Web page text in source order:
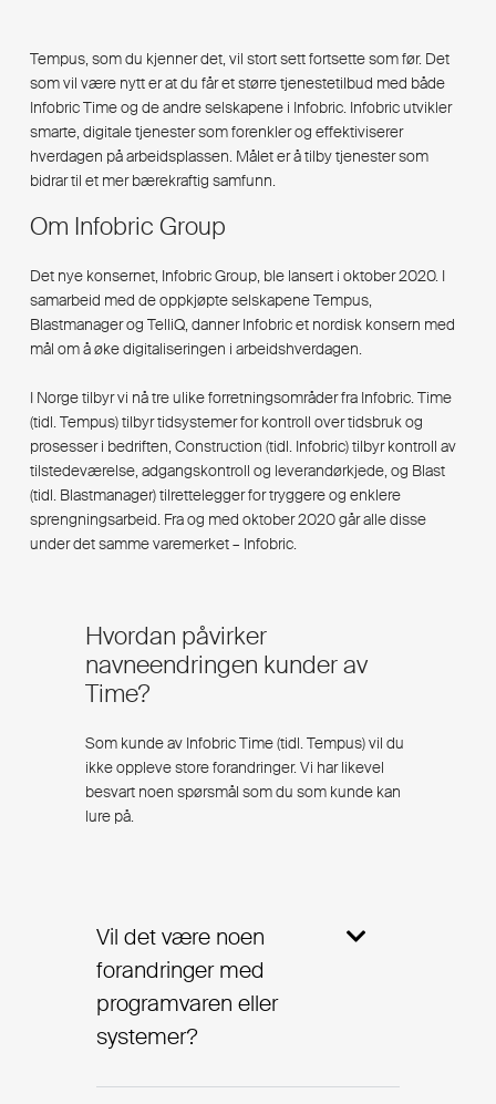
Tempus, som du kjenner det, vil stort sett fortsette som før. Det
som vil være nytt er at du får et større tjenestetilbud med både
Infobric Time og de andre selskapene i Infobric. Infobric utvikler
smarte, digitale tjenester som forenkler og effektiviserer
hverdagen på arbeidsplassen. Målet er å tilby tjenester som
bidrar til et mer bærekraftig samfunn.
Om Infobric Group
Det nye konsernet, Infobric Group, ble lansert i oktober 2020. I
samarbeid med de oppkjøpte selskapene Tempus,
Blastmanager og TelliQ, danner Infobric et nordisk konsern med
mål om å øke digitaliseringen i arbeidshverdagen.
I Norge tilbyr vi nå tre ulike forretningsområder fra Infobric. Time
(tidl. Tempus) tilbyr tidsystemer for kontroll over tidsbruk og
prosesser i bedriften, Construction (tidl. Infobric) tilbyr kontroll av
tilstedeværelse, adgangskontroll og leverandørkjede, og Blast
(tidl. Blastmanager) tilrettelegger for tryggere og enklere
sprengningsarbeid. Fra og med oktober 2020 går alle disse
under det samme varemerket – Infobric.
Hvordan påvirker
navneendringen kunder av
Time?
Som kunde av Infobric Time (tidl. Tempus) vil du
ikke oppleve store forandringer. Vi har likevel
besvart noen spørsmål som du som kunde kan
lure på.
Vil det være noen
forandringer med
programvaren eller
systemer?